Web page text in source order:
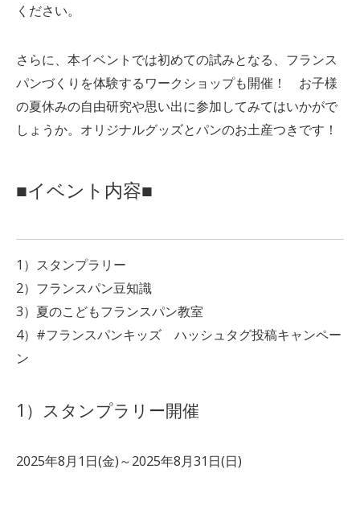
ください。
さらに、本イベントでは初めての試みとなる、フランス
パンづくりを体験するワークショップも開催！ お子様
の夏休みの自由研究や思い出に参加してみてはいかがで
しょうか。オリジナルグッズとパンのお土産つきです！
■イベント内容■
1）スタンプラリー
2）フランスパン豆知識
3）夏のこどもフランスパン教室
4）#フランスパンキッズ ハッシュタグ投稿キャンペー
ン
1）スタンプラリー開催
2025年8月1日(金)～2025年8月31日(日)